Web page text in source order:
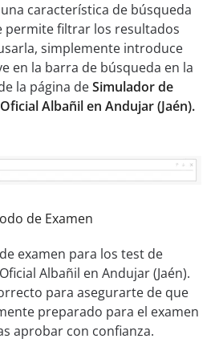
característica de búsqueda
permite filtrar los resultados
simplemente introduce
en la barra de búsqueda en la
la página deSimulador de
Albañil en Andujar (Jaén).
de Examen
examen para los test de
Albañil en Andujar (Jaén).
para asegurarte de que
preparado para el examen
aprobar con confianza.